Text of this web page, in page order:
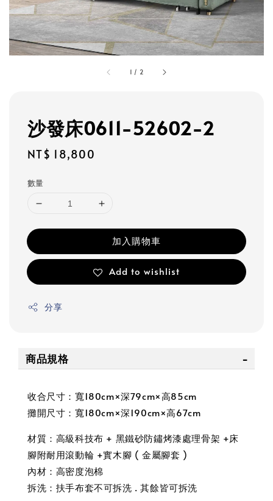
1 / 2
沙發床0611-52602-2
Regular
NT$ 18,800
數量
加入購物車
Add to wishlist
分享
商品規格
收合尺寸：寬180cm×深79cm×高85cm
攤開尺寸：寬180cm×深190cm×高67cm
材質：高級科技布 + 黑鐵砂防鏽烤漆處理骨架 +床
腳附耐用滾動輪 +實木腳 ( 金屬腳套 )
內材：高密度泡棉
拆洗：扶手布套不可拆洗 . 其餘皆可拆洗